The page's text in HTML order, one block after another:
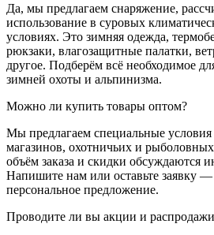
Да, мы предлагаем снаряжение,
использование в суровых
условиях. Это зимняя одежда,
рюкзаки, влагозащитные палатки,
другое. Подберём всё необходимое
зимней охоты и альпинизма.
Можно ли купить товары оптом?
Мы предлагаем специальные
магазинов, охотничьих и
объём заказа и скидки обсуждаются
Напишите нам или оставьте заявку
персональное предложение.
Проводите ли вы акции и